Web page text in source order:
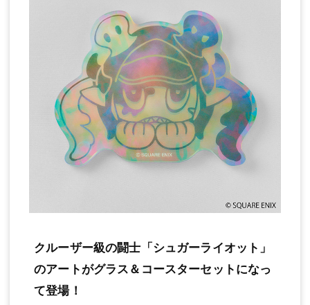
クルーザー級の闘士「シュガーライオット」
のアートがグラス＆コースターセットになっ
て登場！